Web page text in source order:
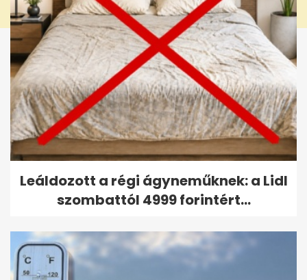
Leáldozott a régi ágyneműknek: a Lidl
szombattól 4999 forintért...